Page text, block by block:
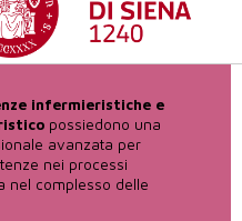
infermieristiche e
possiedono una
avanzata per
nei processi
nel complesso delle